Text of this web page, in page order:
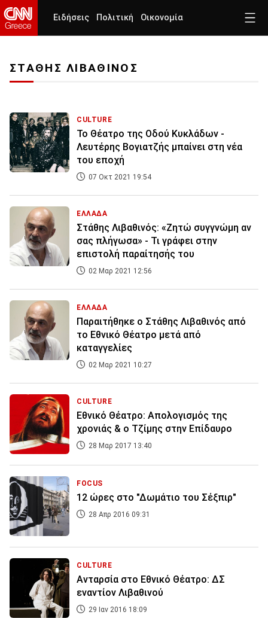
Ειδήσεις Πολιτική Οικονομία
ΣΤΑΘΗΣ ΛΙΒΑΘΙΝΟΣ
CULTURE
Το Θέατρο της Οδού Κυκλάδων -
Λευτέρης Βογιατζής μπαίνει στη νέα
του εποχή
07 Οκτ 2021 19:54
ΕΛΛΑΔΑ
Στάθης Λιβαθινός: «Ζητώ συγγνώμη αν
σας πλήγωσα» - Τι γράφει στην
επιστολή παραίτησής του
02 Μαρ 2021 12:56
ΕΛΛΑΔΑ
Παραιτήθηκε ο Στάθης Λιβαθινός από
το Εθνικό Θέατρο μετά από
καταγγελίες
02 Μαρ 2021 10:27
CULTURE
Εθνικό Θέατρο: Aπολογισμός της
χρονιάς & ο Τζίμης στην Επίδαυρο
28 Μαρ 2017 13:40
FOCUS
12 ώρες στο "Δωμάτιο του Σέξπιρ"
28 Απρ 2016 09:31
CULTURE
Ανταρσία στο Εθνικό Θέατρο: ΔΣ
εναντίον Λιβαθινού
29 Ιαν 2016 18:09